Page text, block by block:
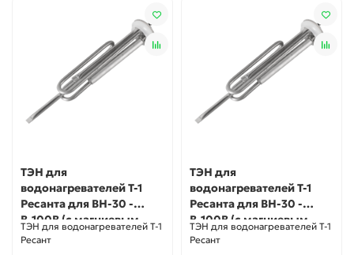
ТЭН для
водонагревателей Т-1
Ресанта для ВН-30 -
В-100В (с магниевым
анодом)
ТЭН для водонагревателей Т-1
Ресант
ТЭН для
водонагревателей Т-1
Ресанта для ВН-30 -
В-100В (с магниевым
анодом)
ТЭН для водонагревателей Т-1
Ресант